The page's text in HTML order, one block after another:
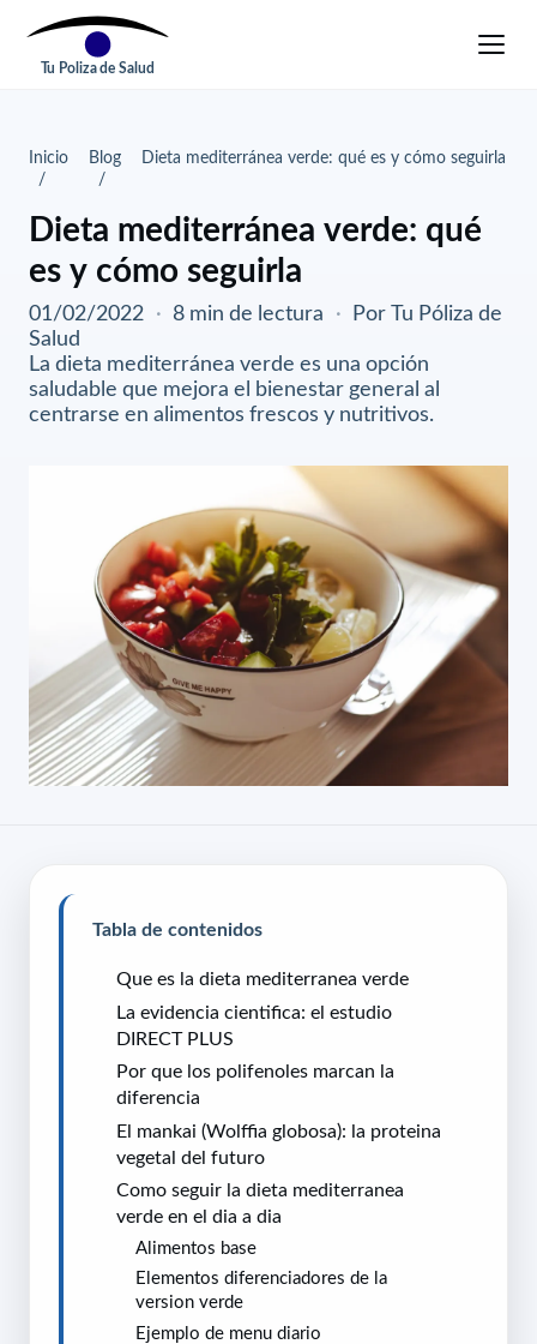
Tu Poliza de Salud
Inicio Blog Dieta mediterránea verde: qué es y cómo seguirla
Dieta mediterránea verde: qué
es y cómo seguirla
01/02/2022 · 8 min de lectura ·
Por Tu Póliza de
Salud
La dieta mediterránea verde es una opción
saludable que mejora el bienestar general al
centrarse en alimentos frescos y nutritivos.
Tabla de contenidos
Que es la dieta mediterranea verde
La evidencia cientifica: el estudio
DIRECT PLUS
Por que los polifenoles marcan la
diferencia
El mankai (Wolffia globosa): la proteina
vegetal del futuro
Como seguir la dieta mediterranea
verde en el dia a dia
Alimentos base
Elementos diferenciadores de la
version verde
Ejemplo de menu diario